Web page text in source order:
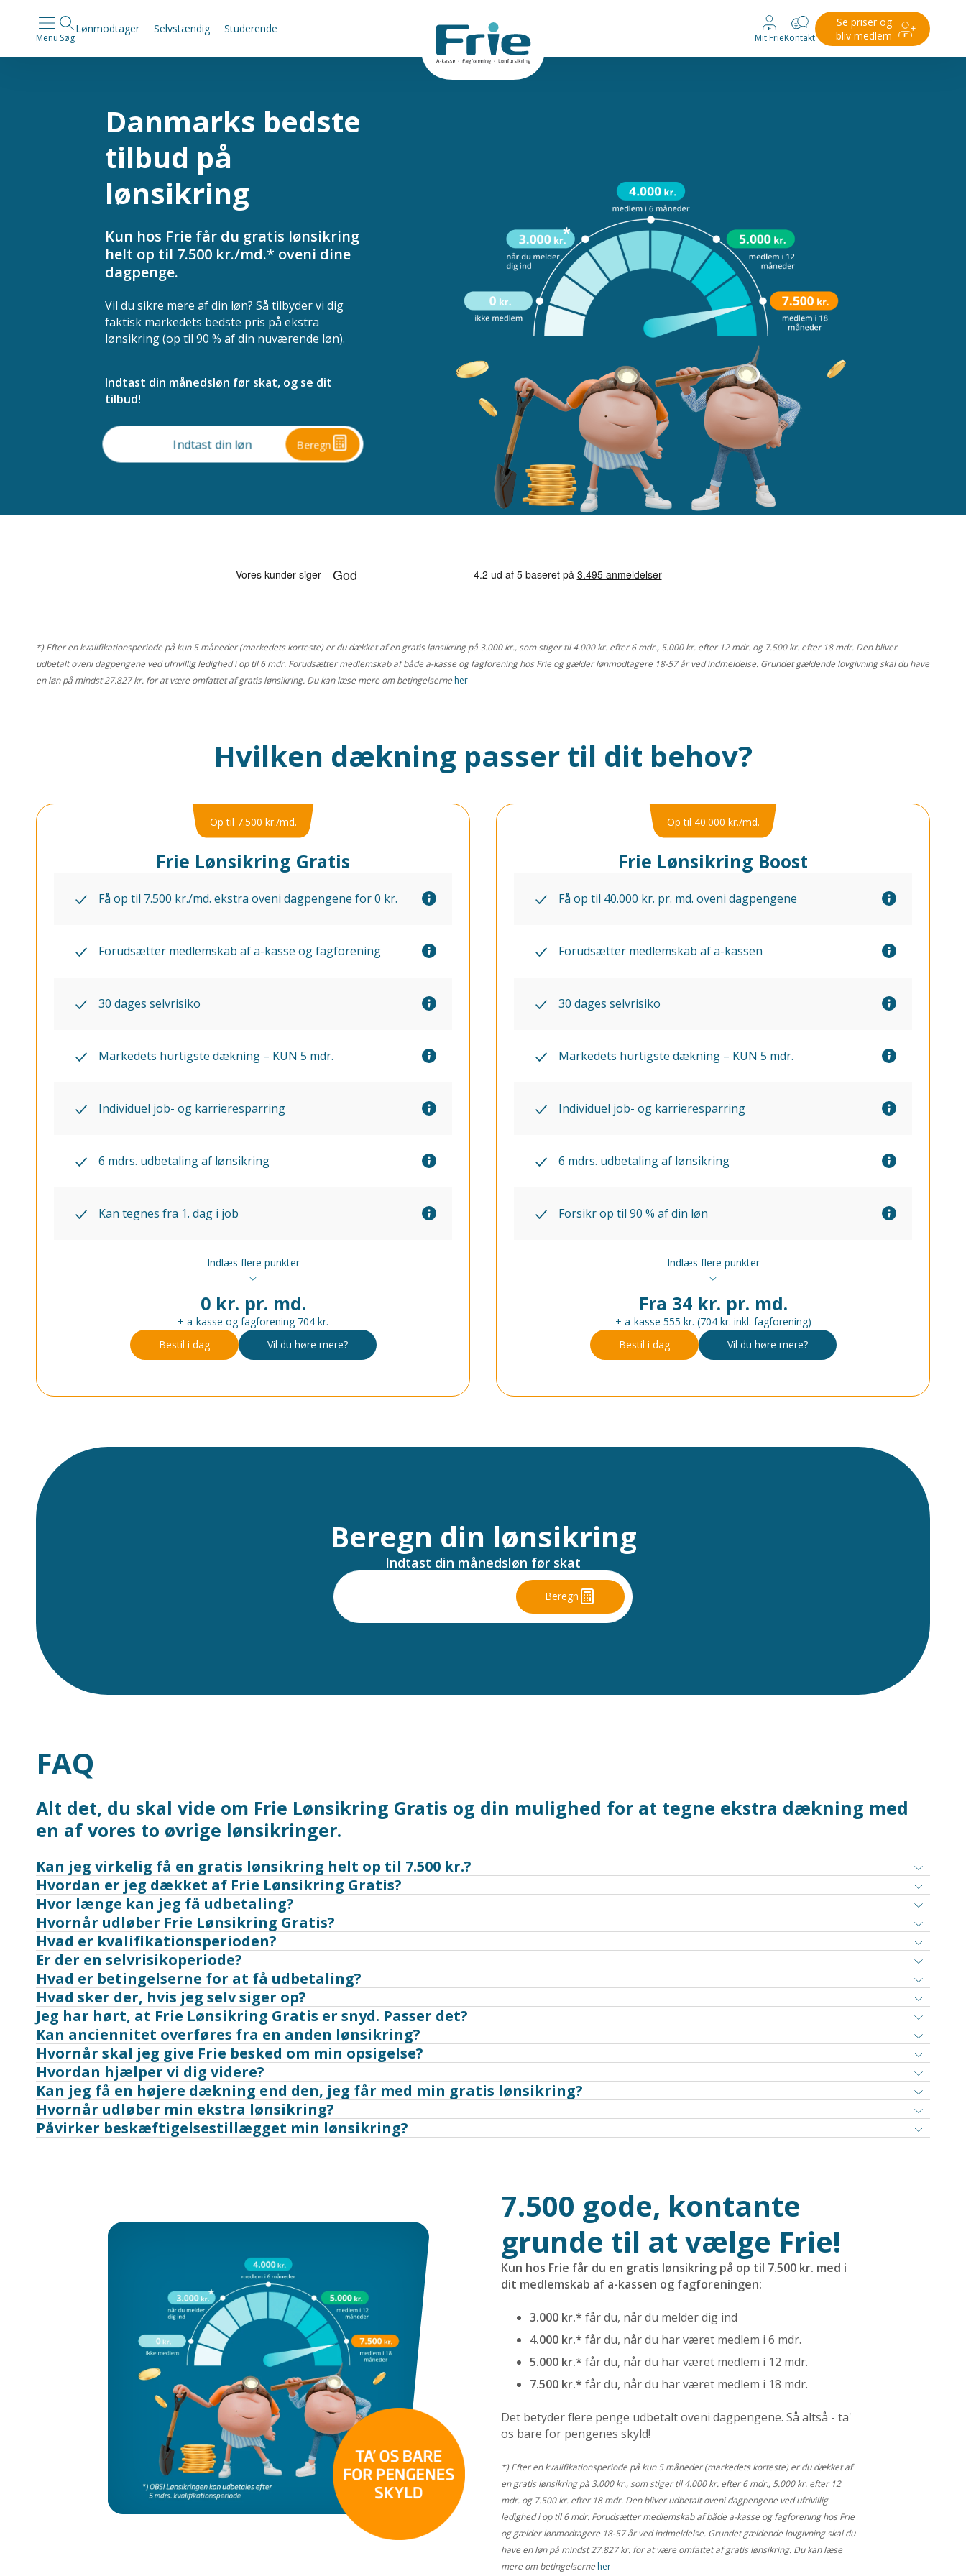
Menu Søg
Lønmodtager Selvstændig Studerende
Mit FrieKontakt
Se priser og
bliv medlem
Danmarks bedste
tilbud på
lønsikring
Kun hos Frie får du gratis lønsikring
helt op til 7.500 kr./md.* oveni dine
dagpenge.
Vil du sikre mere af din løn? Så tilbyder vi dig
faktisk markedets bedste pris på ekstra
lønsikring (op til 90 % af din nuværende løn).
Indtast din månedsløn før skat, og se dit
tilbud!
Beregn
*) Efter en kvalifikationsperiode på kun 5 måneder (markedets korteste) er du dækket af en gratis lønsikring på 3.000 kr., som stiger til 4.000 kr. efter 6 mdr., 5.000 kr. efter 12 mdr. og 7.500 kr. efter 18 mdr. Den bliver
udbetalt oveni dagpengene ved ufrivillig ledighed i op til 6 mdr. Forudsætter medlemskab af både a-kasse og fagforening hos Frie og gælder lønmodtagere 18-57 år ved indmeldelse. Grundet gældende lovgivning skal du have
en løn på mindst 27.827 kr. for at være omfattet af gratis lønsikring. Du kan læse mere om betingelserneher
Hvilken dækning passer til dit behov?
Op til 7.500 kr./md.
Frie Lønsikring Gratis
Få op til 7.500 kr./md. ekstra oveni dagpengene for 0 kr.
Forudsætter medlemskab af a-kasse og fagforening
30 dages selvrisiko
Markedets hurtigste dækning – KUN 5 mdr.
Individuel job- og karrieresparring
6 mdrs. udbetaling af lønsikring
Kan tegnes fra 1. dag i job
Indlæs flere punkter
0 kr. pr. md.
+ a-kasse og fagforening 704 kr.
Bestil i dag
Vil du høre mere?
Op til 40.000 kr./md.
Frie Lønsikring Boost
Få op til 40.000 kr. pr. md. oveni dagpengene
Forudsætter medlemskab af a-kassen
30 dages selvrisiko
Markedets hurtigste dækning – KUN 5 mdr.
Individuel job- og karrieresparring
6 mdrs. udbetaling af lønsikring
Forsikr op til 90 % af din løn
Indlæs flere punkter
Fra 34 kr. pr. md.
+ a-kasse 555 kr. (704 kr. inkl. fagforening)
Bestil i dag
Vil du høre mere?
Beregn din lønsikring
Indtast din månedsløn før skat
Beregn
FAQ
Alt det, du skal vide om Frie Lønsikring Gratis og din mulighed for at tegne ekstra dækning med
en af vores to øvrige lønsikringer.
Kan jeg virkelig få en gratis lønsikring helt op til 7.500 kr.?
Hvordan er jeg dækket af Frie Lønsikring Gratis?
Hvor længe kan jeg få udbetaling?
Hvornår udløber Frie Lønsikring Gratis?
Hvad er kvalifikationsperioden?
Er der en selvrisikoperiode?
Hvad er betingelserne for at få udbetaling?
Hvad sker der, hvis jeg selv siger op?
Jeg har hørt, at Frie Lønsikring Gratis er snyd. Passer det?
Kan anciennitet overføres fra en anden lønsikring?
Hvornår skal jeg give Frie besked om min opsigelse?
Hvordan hjælper vi dig videre?
Kan jeg få en højere dækning end den, jeg får med min gratis lønsikring?
Hvornår udløber min ekstra lønsikring?
Påvirker beskæftigelsestillægget min lønsikring?
7.500 gode, kontante
grunde til at vælge Frie!
Kun hos Frie får du en gratis lønsikring på op til 7.500 kr. med i
dit medlemskab af a-kassen og fagforeningen:
3.000 kr.* får du, når du melder dig ind
4.000 kr.* får du, når du har været medlem i 6 mdr.
5.000 kr.* får du, når du har været medlem i 12 mdr.
7.500 kr.* får du, når du har været medlem i 18 mdr.
Det betyder flere penge udbetalt oveni dagpengene. Så altså - ta'
os bare for pengenes skyld!
*) Efter en kvalifikationsperiode på kun 5 måneder (markedets korteste) er du dækket af
en gratis lønsikring på 3.000 kr., som stiger til 4.000 kr. efter 6 mdr., 5.000 kr. efter 12
mdr. og 7.500 kr. efter 18 mdr. Den bliver udbetalt oveni dagpengene ved ufrivillig
ledighed i op til 6 mdr. Forudsætter medlemskab af både a-kasse og fagforening hos Frie
og gælder lønmodtagere 18-57 år ved indmeldelse. Grundet gældende lovgivning skal du
have en løn på mindst 27.827 kr. for at være omfattet af gratis lønsikring. Du kan læse
mere om betingelserneher